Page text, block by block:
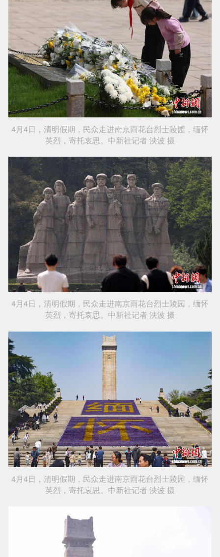
4月4日，清明假期，民众走进南京雨花台烈士陵园，缅怀
英烈，寄托哀思。中新社记者 泱波 摄
4月4日，清明假期，民众走进南京雨花台烈士陵园，缅怀
英烈，寄托哀思。中新社记者 泱波 摄
4月4日，清明假期，民众走进南京雨花台烈士陵园，缅怀
英烈，寄托哀思。中新社记者 泱波 摄